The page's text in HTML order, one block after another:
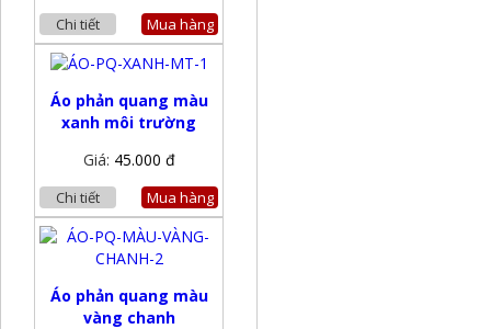
Chi tiết Mua hàng
Áo phản quang màu
xanh môi trường
Giá: 45.000 đ
Chi tiết Mua hàng
Áo phản quang màu
vàng chanh